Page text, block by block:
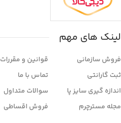
لینک های مهم
فروش سازمانی
ثبت گارانتی
اندازه گیری سایز پا
مجله مسترچرم
قوانین و مقررات
تماس با ما
سوالات متداول
فروش اقساطی